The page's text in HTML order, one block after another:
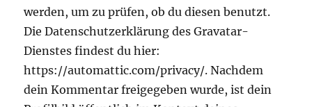
werden, um zu prüfen, ob du diesen benutzt.
Die Datenschutzerklärung des Gravatar-
Dienstes findest du hier:
https://automattic.com/privacy/. Nachdem
dein Kommentar freigegeben wurde, ist dein